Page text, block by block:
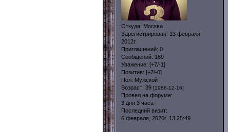
Откуда: Москва
Зарегистрирован: 13 февраля,
2012г.
Приглашений: 0
Сообщений: 169
Уважение: [+7/-1]
Позитив: [+7/-0]
Пол: Мужской
Возраст: 39 [1986-12-16]
Провел на форуме:
3 дня 3 часа
Последний визит:
6 февраля, 2026г. 13:25:49